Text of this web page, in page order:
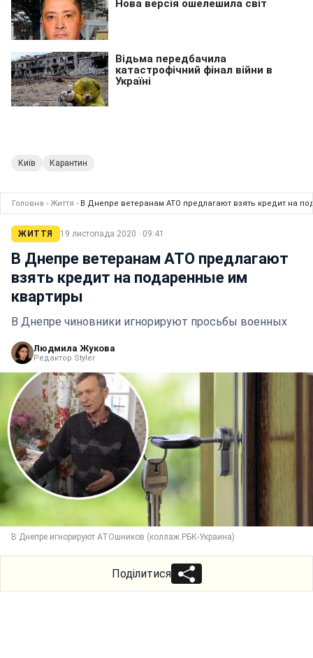
Київ Карантин
Головна › Життя › В Днепре ветеранам АТО предлагают взять кредит на
ЖИТТЯ 19 листопада 2020 · 09:41
В Днепре ветеранам АТО предлагают
взять кредит на подаренные им
квартиры
В Днепре чиновники игнорируют просьбы военных
Людмила Жукова
Редактор Styler
В Днепре игнорируют АТОшников (коллаж РБК-Украина)
Поділитися